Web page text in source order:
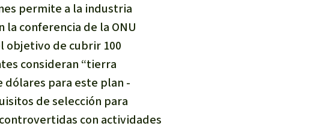
permite a la industria
conferencia de la ONU
objetivo de cubrir 100
consideran “tierra
dólares para este plan -
de selección para
con actividades